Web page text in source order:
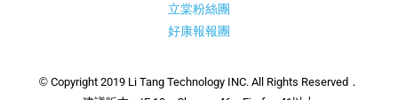
立棠粉絲團
好康報報團
© Copyright 2019 Li Tang Technology INC. All Rights Reserved．